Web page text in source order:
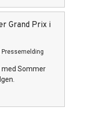
Grand Prix i
Pressemelding
med Sommer